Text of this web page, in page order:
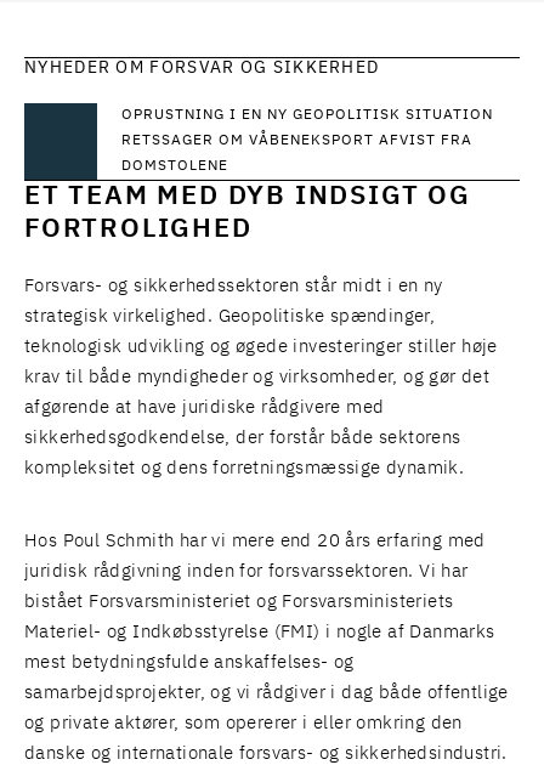
NYHEDER OM FORSVAR OG SIKKERHED
OPRUSTNING I EN NY GEOPOLITISK SITUATION
RETSSAGER OM VÅBENEKSPORT AFVIST FRA
DOMSTOLENE
ET TEAM MED DYB INDSIGT OG
FORTROLIGHED
Forsvars- og sikkerhedssektoren står midt i en ny
strategisk virkelighed. Geopolitiske spændinger,
teknologisk udvikling og øgede investeringer stiller høje
krav til både myndigheder og virksomheder, og gør det
afgørende at have juridiske rådgivere med
sikkerhedsgodkendelse, der forstår både sektorens
kompleksitet og dens forretningsmæssige dynamik.
Hos Poul Schmith har vi mere end 20 års erfaring med
juridisk rådgivning inden for forsvarssektoren. Vi har
bistået Forsvarsministeriet og Forsvarsministeriets
Materiel- og Indkøbsstyrelse (FMI) i nogle af Danmarks
mest betydningsfulde anskaffelses- og
samarbejdsprojekter, og vi rådgiver i dag både offentlige
og private aktører, som opererer i eller omkring den
danske og internationale forsvars- og sikkerhedsindustri.